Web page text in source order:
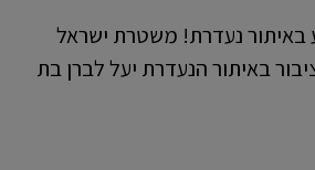
באיתור נעדרת! משטרת ישראל
באיתור הנעדרת יעל לברן בת